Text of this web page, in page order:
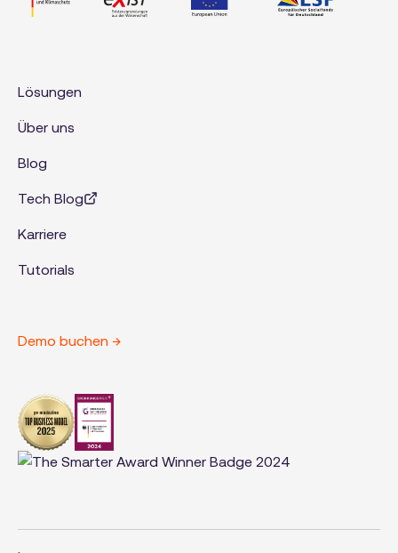
Lösungen
Über uns
Blog
Tech Blog
Karriere
Tutorials
Demo buchen →